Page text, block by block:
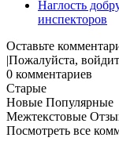
Наглость
инспекторов
Оставьте
|Пожалуйста,
0 комментариев
Старые
Новые Популярные
Межтекстовые
Посмотреть все